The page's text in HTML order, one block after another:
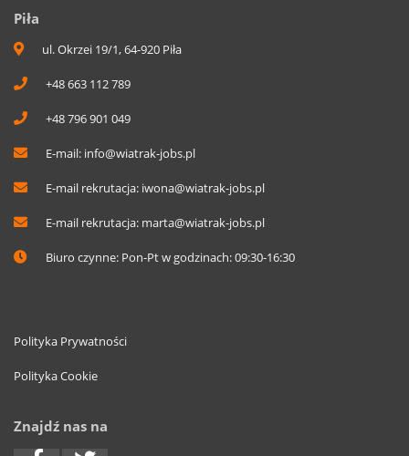
Piła
ul. Okrzei 19/1, 64-920 Piła
+48 663 112 789
+48 796 901 049
E-mail: info@wiatrak-jobs.pl
E-mail rekrutacja: iwona@wiatrak-jobs.pl
E-mail rekrutacja: marta@wiatrak-jobs.pl
Biuro czynne: Pon-Pt w godzinach: 09:30-16:30
Polityka Prywatności
Polityka Cookie
Znajdź nas na